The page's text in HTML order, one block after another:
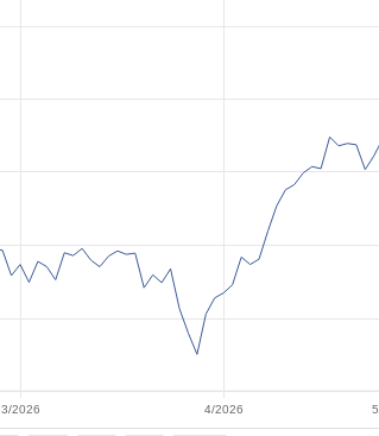
3/2026 4/2026